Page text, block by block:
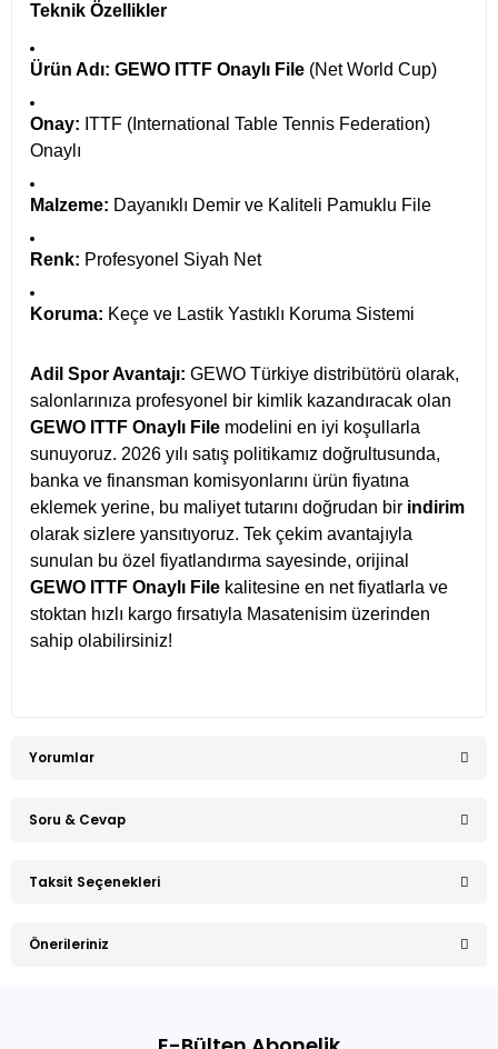
Teknik Özellikler
Ürün Adı: GEWO ITTF Onaylı File (Net World Cup)
Onay: ITTF (International Table Tennis Federation)
Onaylı
Malzeme: Dayanıklı Demir ve Kaliteli Pamuklu File
Renk: Profesyonel Siyah Net
Koruma: Keçe ve Lastik Yastıklı Koruma Sistemi
Adil Spor Avantajı: GEWO Türkiye distribütörü olarak,
salonlarınıza profesyonel bir kimlik kazandıracak olan
GEWO ITTF Onaylı File modelini en iyi koşullarla
sunuyoruz. 2026 yılı satış politikamız doğrultusunda,
banka ve finansman komisyonlarını ürün fiyatına
eklemek yerine, bu maliyet tutarını doğrudan bir indirim
olarak sizlere yansıtıyoruz. Tek çekim avantajıyla
sunulan bu özel fiyatlandırma sayesinde, orijinal
GEWO ITTF Onaylı File kalitesine en net fiyatlarla ve
stoktan hızlı kargo fırsatıyla Masatenisim üzerinden
sahip olabilirsiniz!
Yorumlar
Soru & Cevap
Taksit Seçenekleri
Önerileriniz
konularda yetersiz gördüğünüz noktaları öneri formunu